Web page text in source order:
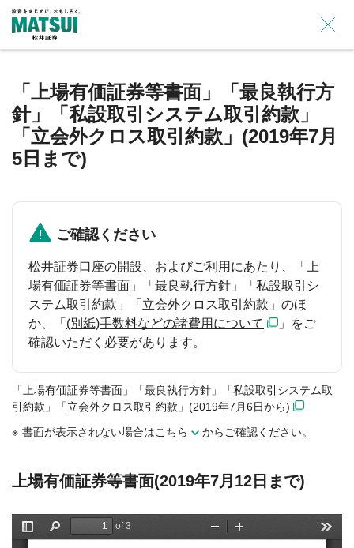
×
「上場有価証券等書面」「最良執行方
針」「私設取引システム取引約款」
「立会外クロス取引約款」(2019年7月
5日まで)
ご確認ください
松井証券口座の開設、およびご利用にあたり、「上
場有価証券等書面」「最良執行方針」「私設取引シ
ステム取引約款」「立会外クロス取引約款」のほ
か、「 (別紙)手数料などの諸費用について
」をご
確認いただく必要があります。
「上場有価証券等書面」「最良執行方針」「私設取引システム取
引約款」「立会外クロス取引約款」(2019年7月6日から)
書面が表示されない場合はこちら からご確認ください。
上場有価証券等書面(2019年7月12日まで)